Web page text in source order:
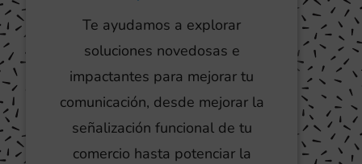
Te ayudamos a explorar
soluciones novedosas e
impactantes para mejorar tu
comunicación, desde mejorar la
señalización funcional de tu
comercio hasta potenciar la